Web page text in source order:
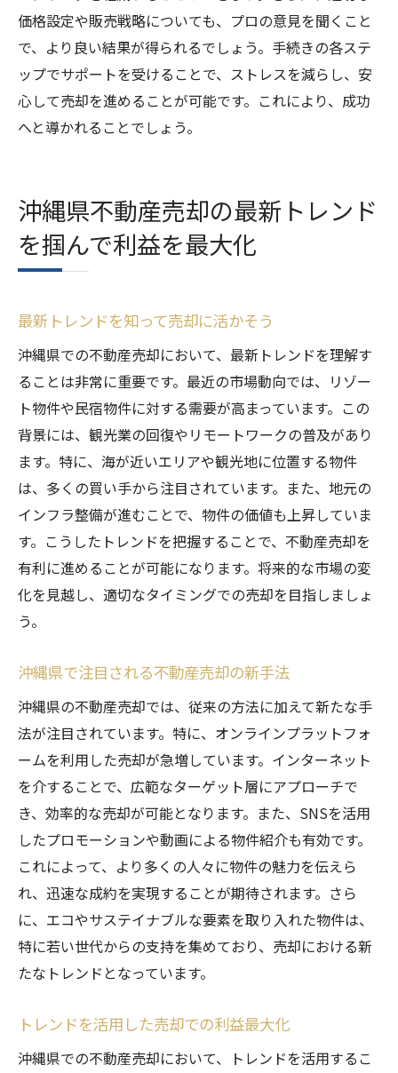
価格設定や販売戦略についても、プロの意見を聞くこと
で、より良い結果が得られるでしょう。手続きの各ステ
ップでサポートを受けることで、ストレスを減らし、安
心して売却を進めることが可能です。これにより、成功
へと導かれることでしょう。
沖縄県不動産売却の最新トレンド
を掴んで利益を最大化
最新トレンドを知って売却に活かそう
沖縄県での不動産売却において、最新トレンドを理解す
ることは非常に重要です。最近の市場動向では、リゾー
ト物件や民宿物件に対する需要が高まっています。この
背景には、観光業の回復やリモートワークの普及があり
ます。特に、海が近いエリアや観光地に位置する物件
は、多くの買い手から注目されています。また、地元の
インフラ整備が進むことで、物件の価値も上昇していま
す。こうしたトレンドを把握することで、不動産売却を
有利に進めることが可能になります。将来的な市場の変
化を見越し、適切なタイミングでの売却を目指しましょ
う。
沖縄県で注目される不動産売却の新手法
沖縄県の不動産売却では、従来の方法に加えて新たな手
法が注目されています。特に、オンラインプラットフォ
ームを利用した売却が急増しています。インターネット
を介することで、広範なターゲット層にアプローチで
き、効率的な売却が可能となります。また、SNSを活用
したプロモーションや動画による物件紹介も有効です。
これによって、より多くの人々に物件の魅力を伝えら
れ、迅速な成約を実現することが期待されます。さら
に、エコやサステイナブルな要素を取り入れた物件は、
特に若い世代からの支持を集めており、売却における新
たなトレンドとなっています。
トレンドを活用した売却での利益最大化
沖縄県での不動産売却において、トレンドを活用するこ